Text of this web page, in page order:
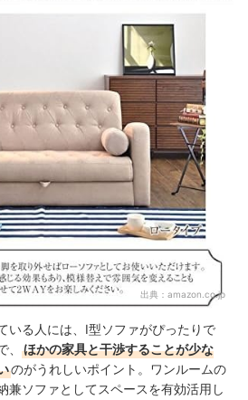
出典： amazon.co.jp
いる人には、I型ソファがぴったりで
ほかの家具と干渉することが少な
のがうれしいポイント。ワンルームの
兼ソファとしてスペースを有効活用し